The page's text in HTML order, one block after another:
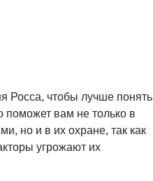
Росса, чтобы лучше понять
поможет вам не только в
но и в их охране, так как
угрожают их